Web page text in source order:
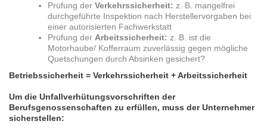
Prüfung der Verkehrssicherheit: z. B. mangelfrei
durchgeführte Inspektion nach Herstellervorgaben bei
einer autorisierten Fachwerkstatt
Prüfung der Arbeitssicherheit: z. B. ist die
Motorhaube/ Kofferraum zuverlässig gegen mögliche
Quetschungen durch Absinken gesichert?
Betriebssicherheit = Verkehrssicherheit + Arbeitssicherheit
Um die Unfallverhütungsvorschriften der
Berufsgenossenschaften zu erfüllen, muss der Unternehmer
sicherstellen: